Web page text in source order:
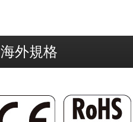
海外規格